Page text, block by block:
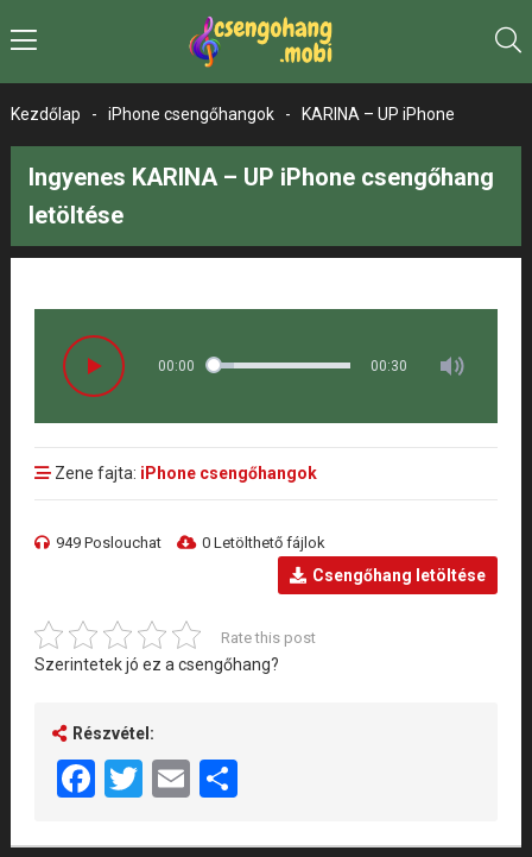
Kezdőlap - iPhone csengőhangok - KARINA – UP iPhone
Ingyenes KARINA – UP iPhone csengőhang
letöltése
00:00 00:30
Zene fajta: iPhone csengőhangok
949 Poslouchat 0 Letölthető fájlok
Csengőhang letöltése
Rate this post
Szerintetek jó ez a csengőhang?
Részvétel:
Facebook
Twitter
EmailShare